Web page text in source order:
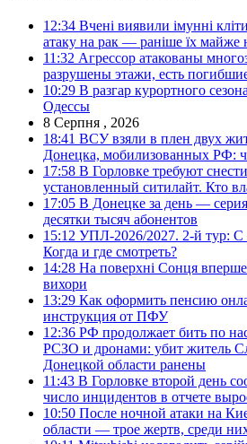
12:34 Вчені виявили імунні
атаку на рак — раніше їх майже
11:32 Агрессор атакованы
разрушены этажи, есть
10:29 В разгар курортного
Одессы
8 Серпня , 2026
18:41 ВСУ взяли в плен двух
Донецка, мобилизованных РФ:
17:58 В Горловке требуют
установленный ситилайт. Кто
17:05 В Донецке за день —
десятки тысяч абонентов
15:12 УПЛ-2026/2027. 2-й тур: С
Когда и где смотреть?
14:28 На поверхні Сонця вперше
вихори
13:29 Как оформить пенсию
инструкция от ПФУ
12:36 РФ продолжает бить по
РСЗО и дронами: убит житель
Донецкой области ранены
11:43 В Горловке второй день
число инцидентов в отчете
10:50 После ночной атаки на
области — трое жертв, среди